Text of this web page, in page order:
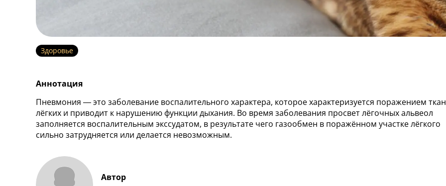
Здоровье
Аннотация
Пневмония — это заболевание воспалительного характера, которое характеризуется поражением
лёгких и приводит к нарушению функции дыхания. Во время заболевания просвет лёгочных альвеол
заполняется воспалительным экссудатом, в результате чего газообмен в поражённом участке лёгкого
сильно затрудняется или делается невозможным.
Автор